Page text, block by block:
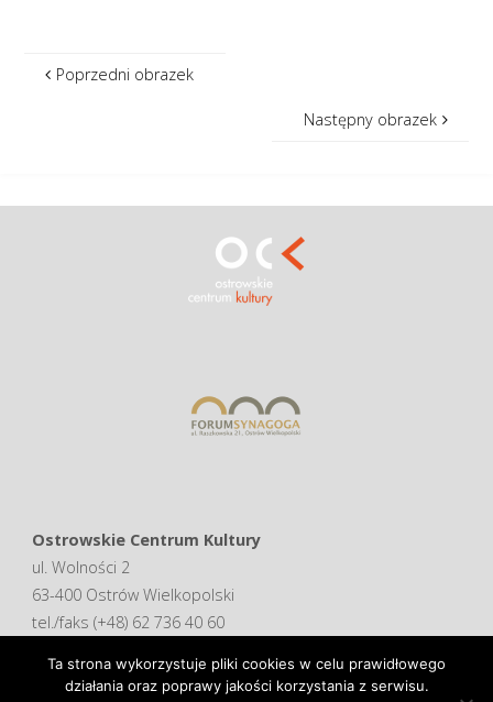
Poprzedni obrazek
Następny obrazek
Ostrowskie Centrum Kultury
ul. Wolności 2
63-400 Ostrów Wielkopolski
tel./faks (+48) 62 736 40 60
Deklaracja dostępności
Ta strona wykorzystuje pliki cookies w celu prawidłowego
działania oraz poprawy jakości korzystania z serwisu.